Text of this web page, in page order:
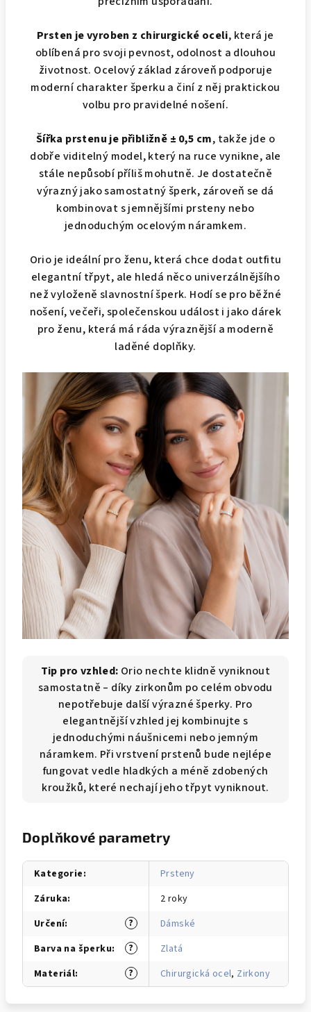
Prsten je vyroben z chirurgické oceli, která je
oblíbená pro svoji pevnost, odolnost a dlouhou
životnost. Ocelový základ zároveň podporuje
moderní charakter šperku a činí z něj praktickou
volbu pro pravidelné nošení.
Šířka prstenu je přibližně ± 0,5 cm, takže jde o
dobře viditelný model, který na ruce vynikne, ale
stále nepůsobí příliš mohutně. Je dostatečně
výrazný jako samostatný šperk, zároveň se dá
kombinovat s jemnějšími prsteny nebo
jednoduchým ocelovým náramkem.
Orio je ideální pro ženu, která chce dodat outfitu
elegantní třpyt, ale hledá něco univerzálnějšího
než vyloženě slavnostní šperk. Hodí se pro běžné
nošení, večeři, společenskou událost i jako dárek
pro ženu, která má ráda výraznější a moderně
laděné doplňky.
Tip pro vzhled: Orio nechte klidně vyniknout
samostatně – díky zirkonům po celém obvodu
nepotřebuje další výrazné šperky. Pro
elegantnější vzhled jej kombinujte s
jednoduchými náušnicemi nebo jemným
náramkem. Při vrstvení prstenů bude nejlépe
fungovat vedle hladkých a méně zdobených
kroužků, které nechají jeho třpyt vyniknout.
Doplňkové parametry
Kategorie:
Prsteny
Záruka:
2 roky
?
Určení:
Dámské
?
Barva na šperku:
Zlatá
?
Materiál: Chirurgická ocel, Zirkony